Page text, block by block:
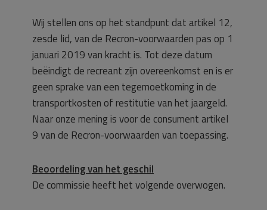
Wij stellen ons op het standpunt dat artikel 12,
zesde lid, van de Recron-voorwaarden pas op 1
januari 2019 van kracht is. Tot deze datum
beëindigt de recreant zijn overeenkomst en is er
geen sprake van een tegemoetkoming in de
transportkosten of restitutie van het jaargeld.
Naar onze mening is voor de consument artikel
9 van de Recron-voorwaarden van toepassing.
Beoordeling van het geschil
De commissie heeft het volgende overwogen.